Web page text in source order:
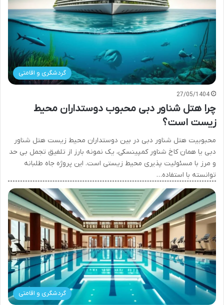
گردشگری و اقامتی
27/05/1404
چرا هتل شناور دبی محبوب دوستداران محیط
زیست است؟
محبوبیت هتل شناور دبی در بین دوستداران محیط زیست هتل شناور
دبی یا همان کاخ شناور کمپینسکی، یک نمونه بارز از تلفیق تجمل بی حد
و مرز با مسئولیت پذیری محیط زیستی است. این پروژه جاه طلبانه
توانسته با استفاده…
گردشگری و اقامتی